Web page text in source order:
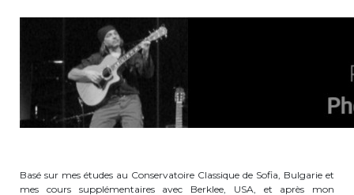
+32 (0)2 374 76 75
cantine@apeee-bxl1-services.be
Basé sur mes études au Conservatoire Classique de Sofia, Bulgarie et
mes cours supplémentaires avec Berklee, USA, et après mon